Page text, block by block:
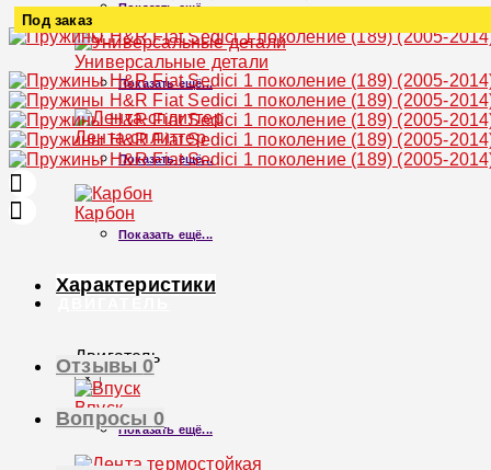
Показать ещё...
Универсальные детали
Показать ещё...
Лента-сплиттер
Показать ещё...
Карбон
Показать ещё...
Двигатель
×
Впуск
Показать ещё...
Под заказ
Увеличить
Характеристики
Отзывы0
Вопросы 0